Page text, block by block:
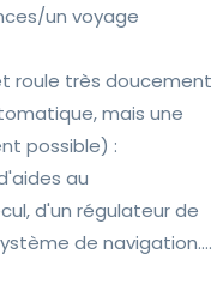
un voyage
roule très doucement
mais une
possible) :
au
d'un régulateur de
de navigation....